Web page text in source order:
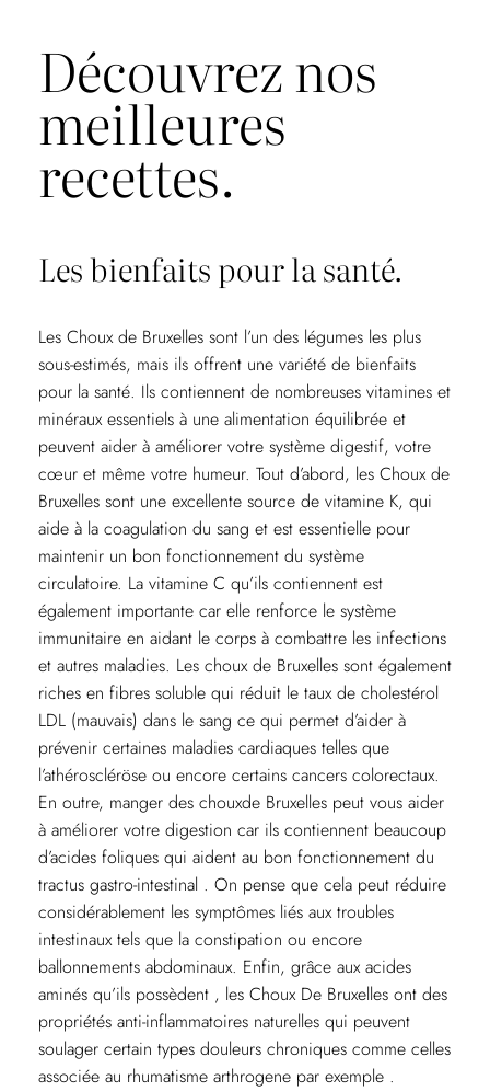
Découvrez nos
meilleures
recettes.
Les bienfaits pour la santé.
Les Choux de Bruxelles sont l’un des légumes les plus
sous-estimés, mais ils offrent une variété de bienfaits
pour la santé. Ils contiennent de nombreuses vitamines et
minéraux essentiels à une alimentation équilibrée et
peuvent aider à améliorer votre système digestif, votre
cœur et même votre humeur. Tout d’abord, les Choux de
Bruxelles sont une excellente source de vitamine K, qui
aide à la coagulation du sang et est essentielle pour
maintenir un bon fonctionnement du système
circulatoire. La vitamine C qu’ils contiennent est
également importante car elle renforce le système
immunitaire en aidant le corps à combattre les infections
et autres maladies. Les choux de Bruxelles sont également
riches en fibres soluble qui réduit le taux de cholestérol
LDL (mauvais) dans le sang ce qui permet d’aider à
prévenir certaines maladies cardiaques telles que
l’athéroscléröse ou encore certains cancers colorectaux.
En outre, manger des chouxde Bruxelles peut vous aider
à améliorer votre digestion car ils contiennent beaucoup
d’acides foliques qui aident au bon fonctionnement du
tractus gastro-intestinal . On pense que cela peut réduire
considérablement les symptômes liés aux troubles
intestinaux tels que la constipation ou encore
ballonnements abdominaux. Enfin, grâce aux acides
aminés qu’ils possèdent , les Choux De Bruxelles ont des
propriétés anti-inflammatoires naturelles qui peuvent
soulager certain types douleurs chroniques comme celles
associée au rhumatisme arthrogene par exemple .